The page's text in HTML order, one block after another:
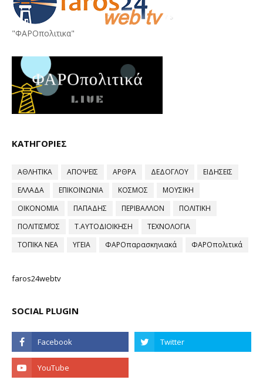
"ΦΑΡΟπολιτικα"
ΚΑΤΗΓΟΡΙΕΣ
ΑΘΛΗΤΙΚΑ ΑΠΟΨΕΙΣ ΑΡΘΡΑ ΔΕΔΟΓΛΟΥ
ΕΙΔΗΣΕΙΣ
ΕΛΛΑΔΑ
ΕΠΙΚΟΙΝΩΝΙΑ ΚΟΣΜΟΣ
ΜΟΥΣΙΚΗ
ΟΙΚΟΝΟΜΙΑ
ΠΑΠΑΔΗΣ ΠΕΡΙΒΑΛΛΟΝ
ΠΟΛΙΤΙΚΗ
ΠΟΛΙΤΙΣΜΌΣ
Τ.ΑΥΤΟΔΙΟΙΚΗΣΗ
ΤΕΧΝΟΛΟΓΙΑ
ΤΟΠΙΚΑ ΝΕΑ
ΥΓΕΙΑ ΦΑΡΟπαρασκηνιακά ΦΑΡΟπολιτικά
faros24webtv
SOCIAL PLUGIN